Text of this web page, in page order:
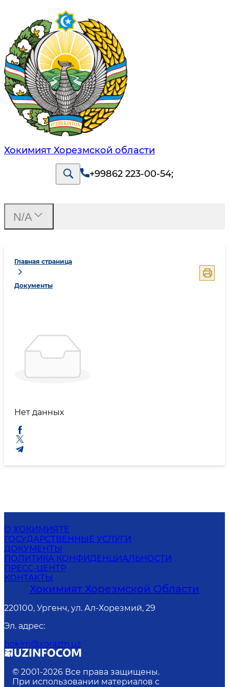
Хокимият Хорезмской области
+99862 223-00-54;
Главная страница
Документы
Нет данных
N/A
О ХОКИМИЯТЕ
ГОСУДАРСТВЕННЫЕ УСЛУГИ
ДОКУМЕНТЫ
ПОЛИТИКА КОНФИДЕНЦИАЛЬНОСТИ
ПРЕСС-ЦЕНТР
КОНТАКТЫ
Хокимият Хорезмской Области
220100, Ургенч, ул. Ал-Хорезмий, 29
Эл. адрес:
hokim@xorazm.uz
© 2001-2026 Все права защищены.
При использовании материалов с